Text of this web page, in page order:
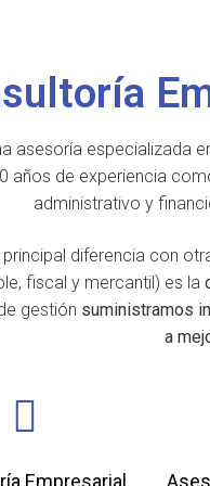
asesoría especializada
años de experiencia
administrativo y
principal diferencia con
fiscal y mercantil) es la
gestión suministramos
a
Empresarial